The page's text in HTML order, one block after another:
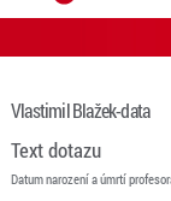
Vlastimil Blažek-data
Text dotazu
Datum narození a úmrtí